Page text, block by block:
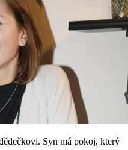
Syn má pokoj, který